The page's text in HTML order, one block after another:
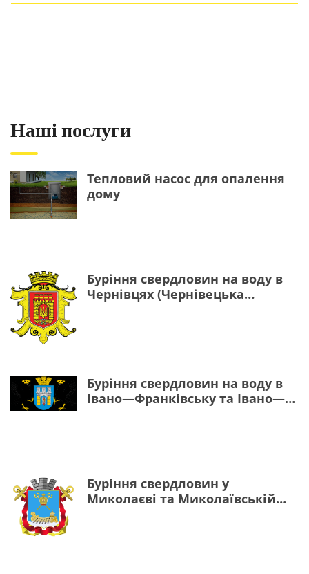
Наші послуги
Тепловий насос для опалення
дому
Буріння свердловин на воду в
Чернівцях (Чернівецька
Буріння свердловин на воду в
Івано—Франківську та Івано—
Буріння свердловин у
Миколаєві та Миколаївській